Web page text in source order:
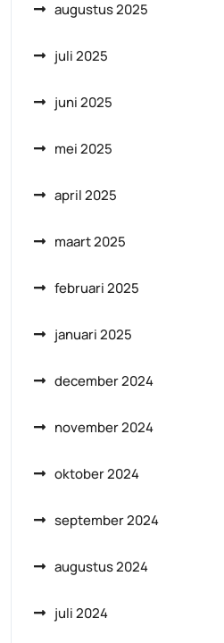
augustus 2025
juli 2025
juni 2025
mei 2025
april 2025
maart 2025
februari 2025
januari 2025
december 2024
november 2024
oktober 2024
september 2024
augustus 2024
juli 2024